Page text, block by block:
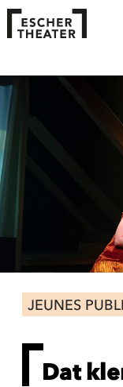
JEUNES
Dat